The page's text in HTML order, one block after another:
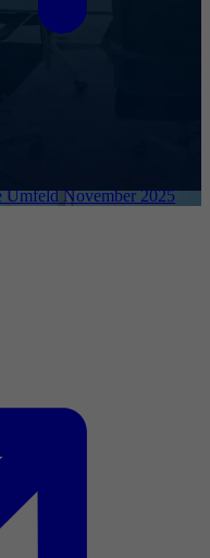
Umfeld November 2025